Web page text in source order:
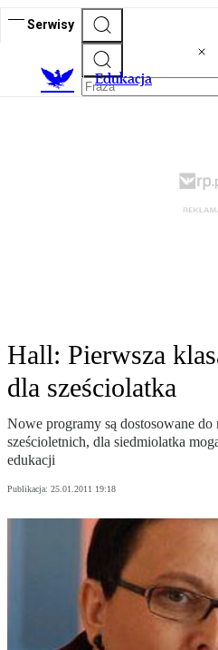
Serwisy
Edukacja
Hall: Pierwsza
dla sześciolatka
Nowe programy są dostosowane
sześcioletnich, dla siedmiolatka
edukacji
Publikacja: 25.01.2011 19:18